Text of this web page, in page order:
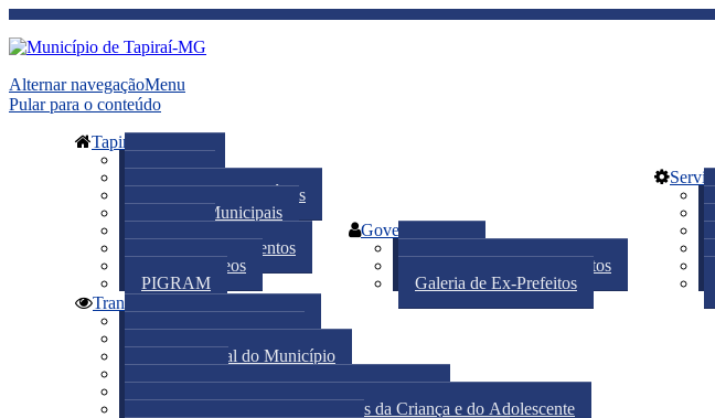
Alternar navegaçãoMenu
Pular para o conteúdo
Tapiraí
Telefones e Links Úteis
Feriados Municipais
Calendário de eventos
Fotos e Vídeos
PIGRAM
Governo
Secretarias e Departamentos
Galeria de Ex-Prefeitos
Serviço
Transparência
Diário Oficial do Município
Conselho Municipal dos Direitos da Criança e do Adolescente